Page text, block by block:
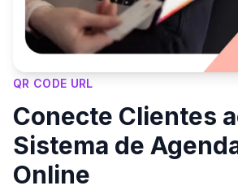
QR CODE URL
Conecte Clientes
Sistema de
Online